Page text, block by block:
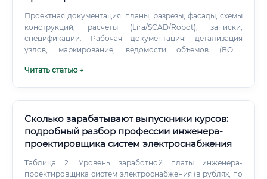
Проектная документация: планы, разрезы, фасады, схемы
конструкций, расчеты (Lira/SCAD/Robot), записки,
спецификации. Рабочая документация: детализация
узлов, маркирование, ведомости объемов (ВОР),
моделирование в Revit/ArchiCAD/Tekla, clash detection
Читать статью →
Сколько зарабатывают выпускники курсов:
подробный разбор профессии инженера-
проектировщика систем электроснабжения
Таблица 2: Уровень заработной платы инженера-
проектировщика систем электроснабжения (в рублях, по